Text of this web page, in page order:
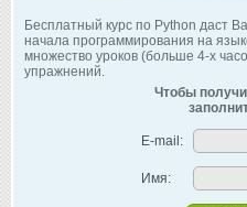
Бесплатный курс по Python даст
начала программирования на
множество уроков (больше 4-х
упражнений.
Чтобы
E-mail:
Имя: